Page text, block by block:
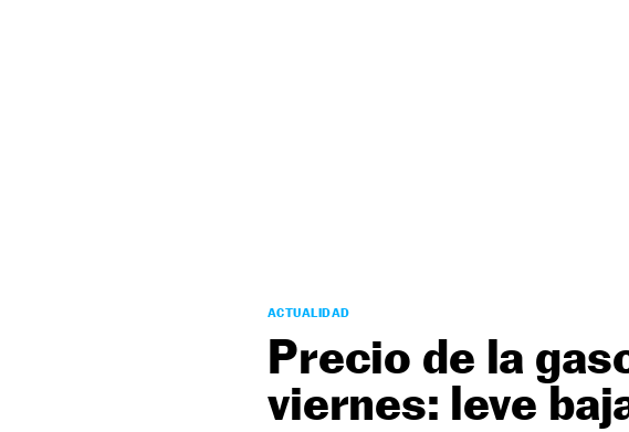
ACTUALIDAD
Precio de la
viernes: leve